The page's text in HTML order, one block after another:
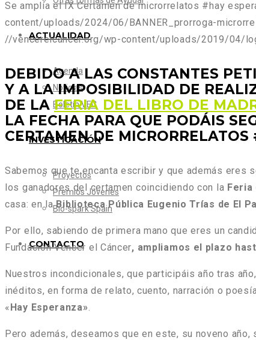
ACTUALIDAD
Agenda
Noticias
Boletín VEC
INVESTIGACIÓN
Proyectos
Premios Jóvenes
Bio-spark Spain
CONTACTO
Se amplía el IX Certamen de microrrelatos #hay
content/uploads/2024/06/BANNER_prorroga-
//vencerelcancer.org/wp-content/uploads/2019/04/
DEBIDO A LAS CONSTANTES
Y A LA IMPOSIBILIDAD DE
DE LAFERIA DEL LIBRO DE
LA FECHA PARA QUE PODÁIS
CERTAMEN DE
Sabemos que te encanta escribir y que además eres
los ganadores del certamen coincidiendo con la Feria
casa: en laBiblioteca Pública Eugenio Trías de El
Por ello, sabiendo de primera mano que eres un
Fundación Vencer el Cáncer, ampliamos el plazo
Nuestros incondicionales, que participáis año tras
inéditos, en forma de relato, cuento, narración o
«Hay Esperanza».
Pero además, deseamos que en este, su noveno